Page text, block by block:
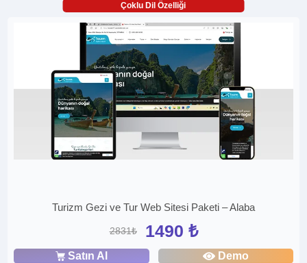
Çoklu Dil Özelliği
Turizm Gezi ve Tur Web Sitesi Paketi – Alaba
2831₺ 1490 ₺
Satın Al Demo